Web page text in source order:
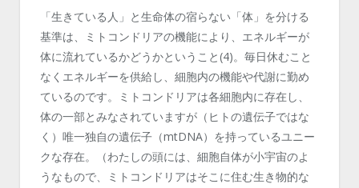
「生きている人」と生命体の宿らない「体」を分ける
基準は、ミトコンドリアの機能により、エネルギーが
体に流れているかどうかということ(4)。毎日休むこと
なくエネルギーを供給し、細胞内の機能や代謝に勤め
ているのです。ミトコンドリアは各細胞内に存在し、
体の一部とみなされていますが（ヒトの遺伝子ではな
く）唯一独自の遺伝子（mtDNA）を持っているユニー
クな存在。（わたしの頭には、細胞自体が小宇宙のよ
うなもので、ミトコンドリアはそこに住む生き物的な